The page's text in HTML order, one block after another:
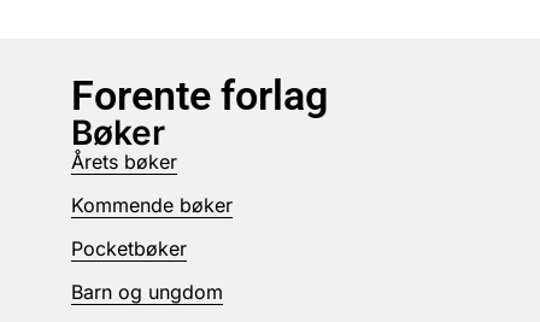
Forente forlag
Bøker
Årets bøker
Kommende bøker
Pocketbøker
Barn og ungdom